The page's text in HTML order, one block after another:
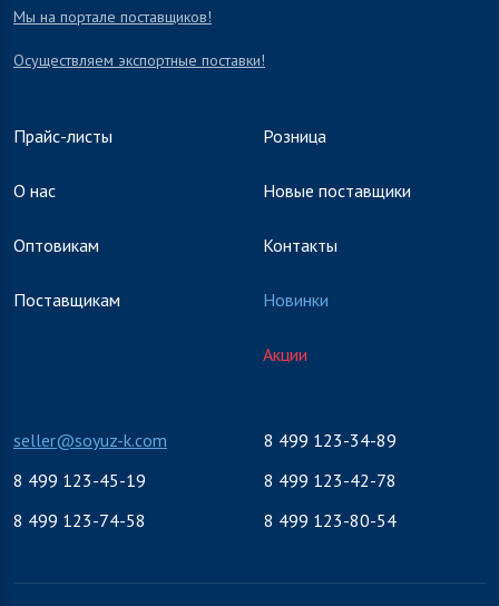
Мы на портале поставщиков!
Осуществляем экспортные поставки!
Прайс-листы
О нас
Оптовикам
Поставщикам
Розница
Новые поставщики
Контакты
Новинки
Акции
seller@soyuz-k.com
8 499 123-34-89
8 499 123-45-19
8 499 123-42-78
8 499 123-74-58
8 499 123-80-54